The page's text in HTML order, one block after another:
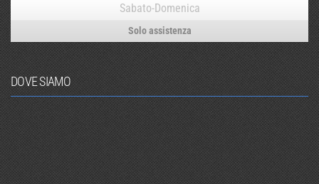
Sabato-Domenica
Solo assistenza
DOVE SIAMO